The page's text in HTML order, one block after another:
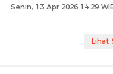
Senin, 13 Apr 2026 14:29
Lihat